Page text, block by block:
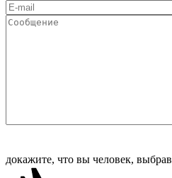
докажите, что вы человек, выбрав